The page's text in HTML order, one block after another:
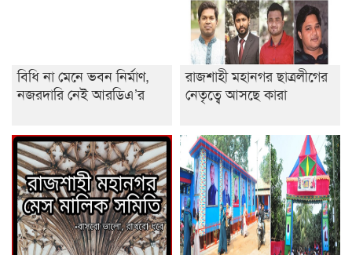
বিধি না মেনে ভবন নির্মাণ,
নজরদারি নেই আরডিএ’র
রাজশাহী মহানগর ছাত্রলীগের
নেতৃত্বে আসছে কারা